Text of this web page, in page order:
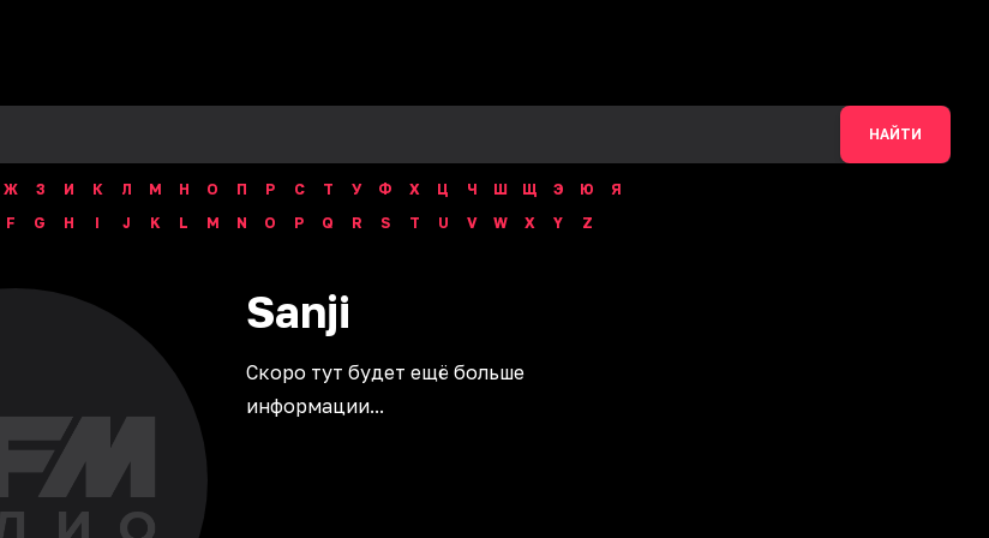
НАЙТИ
Ж З И К Л М Н О П Р С Т У Ф Х Ц Ч Ш Щ Э Ю
Я
F G H I J K L M N O P Q R S T U V W X Y Z
Sanji
Скоро тут будет ещё больше
информации...